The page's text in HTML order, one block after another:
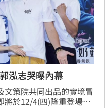
泓志哭曝內幕
文策院共同出品的實境冒
將於12/4(四)隆重登場！